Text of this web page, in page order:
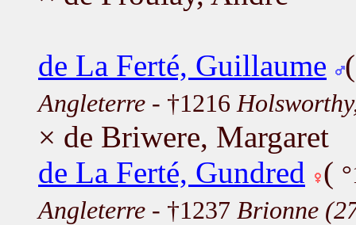
de La Ferté, Guillaume
Angleterre - †1216
× de Briwere, Margaret
de La Ferté, Gundred
(
Angleterre - †1237 Brionne